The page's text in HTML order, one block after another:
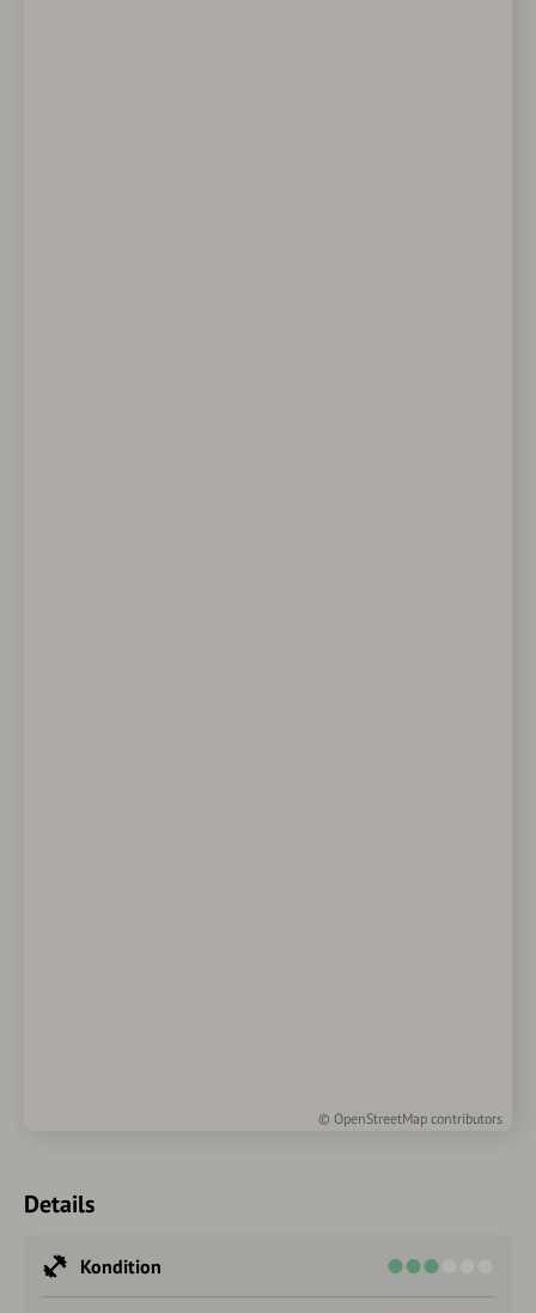
© OpenStreetMap contributors
Details
Kondition